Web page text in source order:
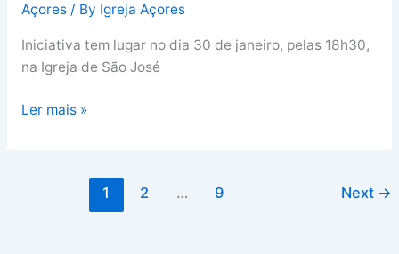
Açores/ By Igreja Açores
Iniciativa tem lugar no dia 30 de janeiro, pelas 18h30,
na Igreja de São José
Ler mais »
1 2 … 9 Next →